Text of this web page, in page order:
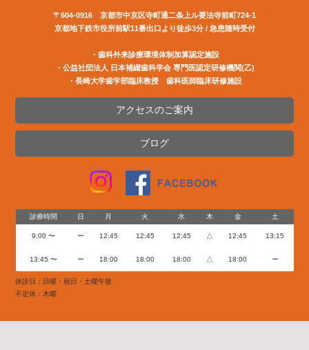
〒604-0916 京都市中京区寺町通二条上ル要法寺前町724-1
京都地下鉄市役所前駅11番出口より徒歩3分 / 急患随時受付
・歯科外来診療環境体制加算認定施設
・公益社団法⼈ ⽇本補綴⻭科学会 専⾨医認定研修機関(⼄)
・長崎大学歯学部臨床教授 歯科医師臨床研修施設
アクセスのご案内
ブログ
診療時間 日 月 火 水 木 金 土
9:00 〜 ー 12:45 12:45 12:45 △ 12:45 13:15
13:45 〜 ー 18:00 18:00 18:00 △ 18:00 ー
休診日：日曜・祝日・土曜午後
不定休：木曜